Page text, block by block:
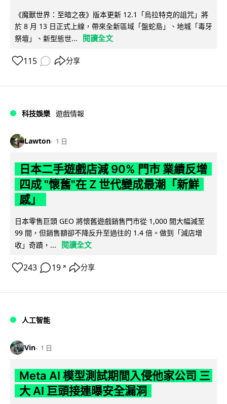
《魔獸世界：至暗之夜》版本更新 12.1「烏拉特克的詛咒」將
於 8 月 13 日正式上線，帶來全新區域「盤蛇島」、地城「毒牙
祭壇」、新型態世...
閱讀全文
115 分享
科技娛樂 遊戲情報
Lawton 1 日
日本二手遊戲店減 90% 門市 業績反增
四成 "懷舊"在 Z 世代變成最潮「新鮮
感」
日本零售巨頭 GEO 將懷舊遊戲銷售門市從 1,000 間大幅減至
99 間，但銷售額卻不降反升至過往的 1.4 倍。做到「減店增
收」奇蹟，...
閱讀全文
243 19 ↗ 分享
人工智能
Vin 1 日
Meta AI 模型測試期間入侵他家公司 三
大 AI 巨頭接連曝安全漏洞